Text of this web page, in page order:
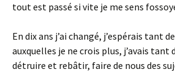
tout est passé si vite je me sens
En dix ans j’ai changé, j’espérais tant
auxquelles je ne crois plus, j’avais tant
détruire et rebâtir, faire de nous des